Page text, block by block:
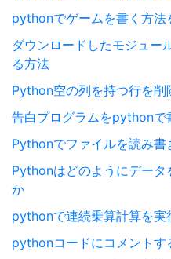
pythonでゲームを書く方法
ダウンロードしたモジュー
る方法
Python空の列を持つ行を削
告白プログラムをpythonで
Pythonでファイルを読み書
Pythonはどのようにデー
か
pythonで連続乗算計算を実
pythonコードにコメントす